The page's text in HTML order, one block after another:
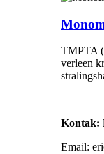
TMPTA
verleen
Kontak:
Email: